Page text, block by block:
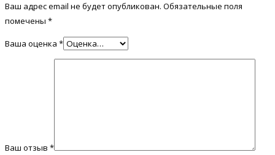
Ваш адрес email не будет опубликован. Обязательные поля
помечены *
Ваша оценка *
Ваш отзыв *